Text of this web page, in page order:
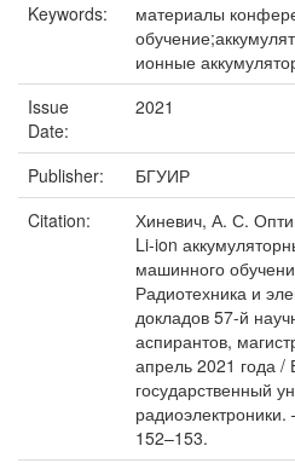
Keywords:
материалы
ионные
Issue
Date:
2021
Publisher:
БГУИР
Citation:
Хиневич, А. С.
Li-ion
машинного
Радиотехника и
докладов 57-й
аспирантов,
апрель 2021 года /
государственный
152–153.